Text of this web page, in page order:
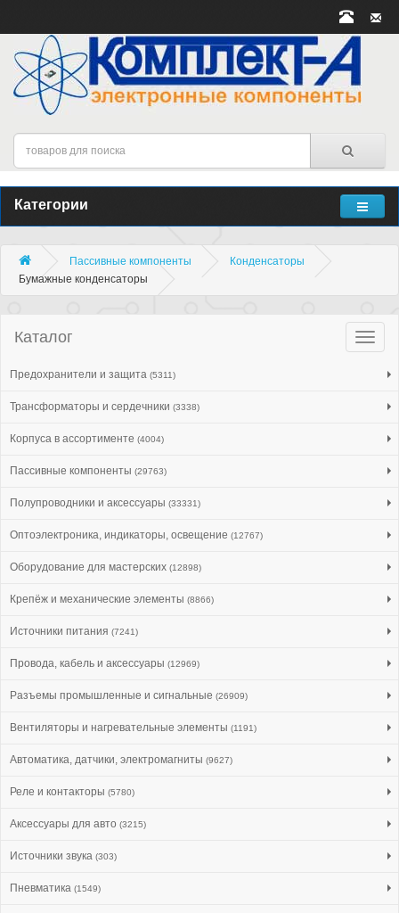
Категории
Пассивные компоненты
Конденсаторы
Бумажные конденсаторы
Каталог
Предохранители и защита (5311)
Трансформаторы и сердечники (3338)
Корпуса в ассортименте (4004)
Пассивные компоненты (29763)
Полупроводники и аксессуары (33331)
Оптоэлектроника, индикаторы, освещение (12767)
Оборудование для мастерских (12898)
Крепёж и механические элементы (8866)
Источники питания (7241)
Провода, кабель и аксессуары (12969)
Разъемы промышленные и сигнальные (26909)
Вентиляторы и нагревательные элементы (1191)
Автоматика, датчики, электромагниты (9627)
Реле и контакторы (5780)
Аксессуары для авто (3215)
Источники звука (303)
Пневматика (1549)